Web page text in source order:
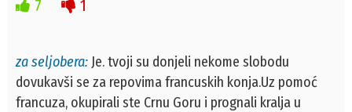
7 1
za seljobera: Je. tvoji su donjeli nekome slobodu
dovukavši se za repovima francuskih konja.Uz pomoć
francuza, okupirali ste Crnu Goru i prognali kralja u